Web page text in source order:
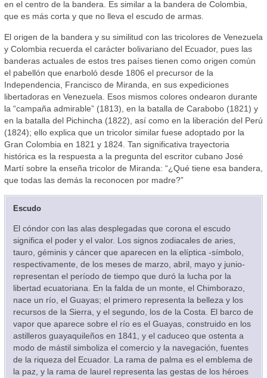
en el centro de la bandera. Es similar a la bandera de Colombia,
que es más corta y que no lleva el escudo de armas.
El origen de la bandera y su similitud con las tricolores de Venezuela
y Colombia recuerda el carácter bolivariano del Ecuador, pues las
banderas actuales de estos tres países tienen como origen común
el pabellón que enarboló desde 1806 el precursor de la
Independencia, Francisco de Miranda, en sus expediciones
libertadoras en Venezuela. Esos mismos colores ondearon durante
la “campaña admirable” (1813), en la batalla de Carabobo (1821) y
en la batalla del Pichincha (1822), así como en la liberación del Perú
(1824); ello explica que un tricolor similar fuese adoptado por la
Gran Colombia en 1821 y 1824. Tan significativa trayectoria
histórica es la respuesta a la pregunta del escritor cubano José
Martí sobre la enseña tricolor de Miranda: “¿Qué tiene esa bandera,
que todas las demás la reconocen por madre?”
Escudo
El cóndor con las alas desplegadas que corona el escudo
significa el poder y el valor. Los signos zodiacales de aries,
tauro, géminis y cáncer que aparecen en la elíptica -símbolo,
respectivamente, de los meses de marzo, abril, mayo y junio-
representan el período de tiempo que duró la lucha por la
libertad ecuatoriana. En la falda de un monte, el Chimborazo,
nace un río, el Guayas; el primero representa la belleza y los
recursos de la Sierra, y el segundo, los de la Costa. El barco de
vapor que aparece sobre el río es el Guayas, construido en los
astilleros guayaquileños en 1841, y el caduceo que ostenta a
modo de mástil simboliza el comercio y la navegación, fuentes
de la riqueza del Ecuador. La rama de palma es el emblema de
la paz, y la rama de laurel representa las gestas de los héroes